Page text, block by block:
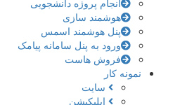
انجام پروژه دانشجویی
هوشمند سازی
پنل هوشمند اسمس
ورود به پنل سامانه پیامک
فروش هاست
نمونه کار
سایت
اپلیکیشن